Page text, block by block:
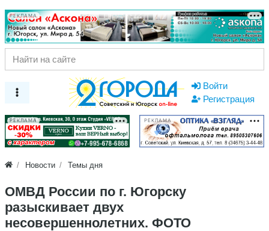
РЕКЛАМА
Войти
Регистрация
РЕКЛАМА РЕКЛАМА
Новости Темы дня
ОМВД России по г. Югорску
разыскивает двух
несовершеннолетних. ФОТО